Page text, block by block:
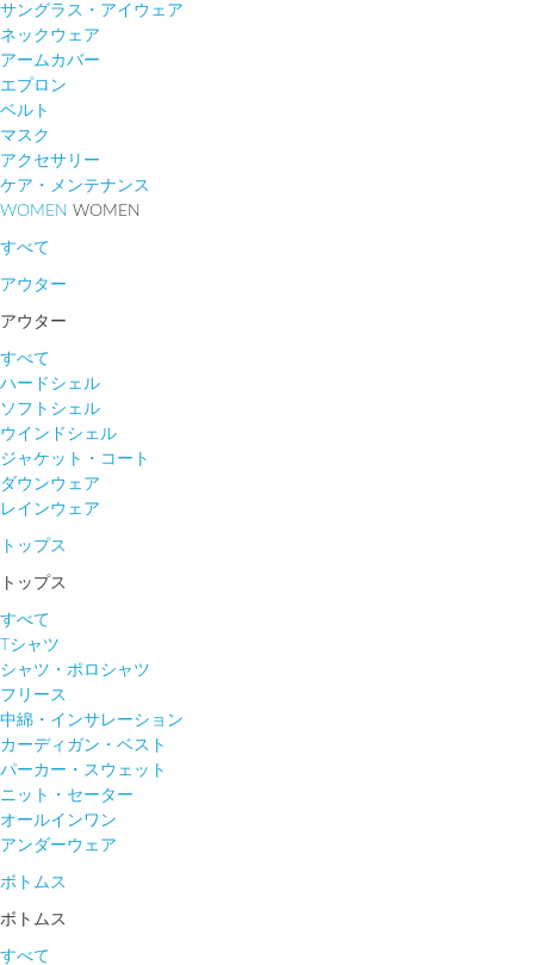
サングラス・アイウェア
ネックウェア
アームカバー
エプロン
ベルト
マスク
アクセサリー
ケア・メンテナンス
WOMEN WOMEN
すべて
アウター
アウター
すべて
ハードシェル
ソフトシェル
ウインドシェル
ジャケット・コート
ダウンウェア
レインウェア
トップス
トップス
すべて
Tシャツ
シャツ・ポロシャツ
フリース
中綿・インサレーション
カーディガン・ベスト
パーカー・スウェット
ニット・セーター
オールインワン
アンダーウェア
ボトムス
ボトムス
すべて